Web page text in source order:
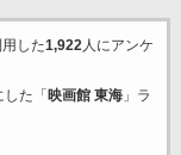
した1,922人にアンケ
た「 映画館 東海」ラ